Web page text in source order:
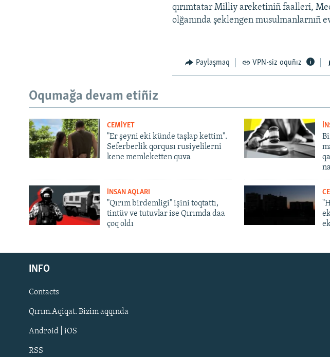
Русский
Українською
QOŞULIÑIZ!
qırımtatar Milliy areketiniñ faalleri,
olğanında şeklengen musulmanlarnıñ
Paylaşmaq VPN-siz oquñız
Oqumağa devam etiñiz
CEMİYET
"Er şeyni eki künde taşlap kettim".
Seferberlik qorqusı rusiyelilerni
kene memleketten quva
İNSAN AQLARI
"Qırım birdemligi" işini toqtattı,
tintüv ve tutuvlar ise Qırımda daa
çoq oldı
INFO
Contacts
Qırım.Aqiqat. Bizim aqqında
Android | iOS
RSS